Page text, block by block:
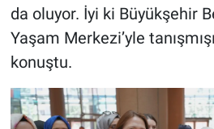
da oluyor. İyi ki Büyükşehir
Yaşam Merkezi’yle
konuştu.